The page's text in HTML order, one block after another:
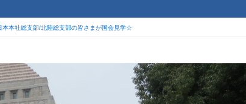
本社総支部/北陸総支部の皆さまが国会見学☆